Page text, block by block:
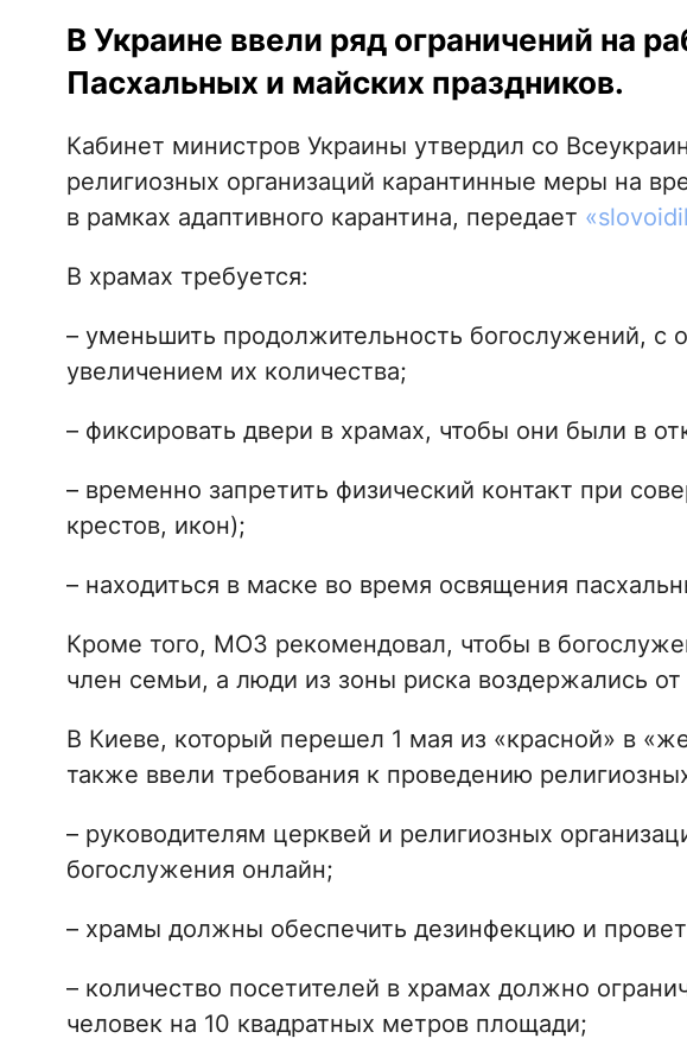
В Украине ввели ряд ограничений на
Пасхальных и майских праздников.
Кабинет министров Украины утвердил со
религиозных организаций карантинные меры на
в рамках адаптивного карантина, передает
В храмах требуется:
– уменьшить продолжительность богослужений, с
увеличением их количества;
– фиксировать двери в храмах, чтобы они были в
– временно запретить физический контакт при
крестов, икон);
– находиться в маске во время освящения
Кроме того, МОЗ рекомендовал, чтобы в
член семьи, а люди из зоны риска воздержались
В Киеве, который перешел 1 мая из «красной» в
также ввели требования к проведению
– руководителям церквей и религиозных
богослужения онлайн;
– храмы должны обеспечить дезинфекцию и
– количество посетителей в храмах должно
человек на 10 квадратных метров площади;